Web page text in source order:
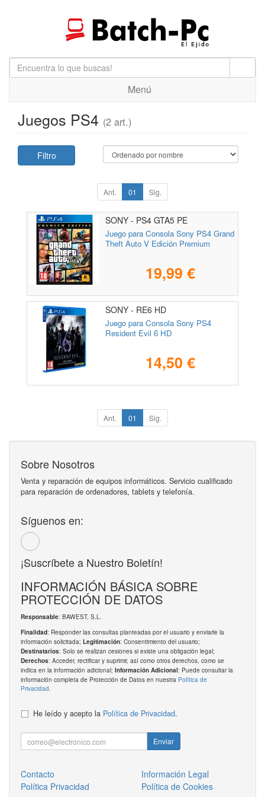
Menú
Juegos PS4 (2 art.)
Filtro
Ant. 01 Sig.
SONY - PS4 GTA5 PE
Juego para Consola Sony PS4 Grand
Theft Auto V Edición Premium
19,99 €
SONY - RE6 HD
Juego para Consola Sony PS4
Resident Evil 6 HD
14,50 €
Ant. 01 Sig.
Sobre Nosotros
Venta y reparación de equipos informáticos. Servicio cualificado
para reparación de ordenadores, tablets y telefonía.
Síguenos en:
¡Suscríbete a Nuestro Boletín!
INFORMACIÓN BÁSICA SOBRE
PROTECCIÓN DE DATOS
Responsable: BAWEST, S.L.
Finalidad: Responder las consultas planteadas por el usuario y enviarle la
información solicitada; Legitimación: Consentimiento del usuario;
Destinatarios: Solo se realizan cesiones si existe una obligación legal;
Derechos: Acceder, rectificar y suprimir, así como otros derechos, como se
indica en la información adicional; Información Adicional: Puede consultar la
información completa de Protección de Datos en nuestra Política de
Privacidad.
He leído y acepto la Política de Privacidad.
Enviar
Contacto
Información Legal
Política Privacidad
Política de Cookies